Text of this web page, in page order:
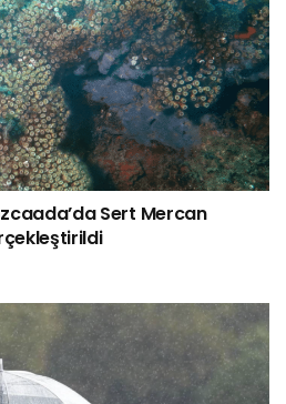
Sert Mercan